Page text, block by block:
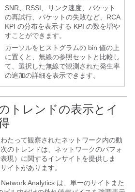
SNR、RSSI、リンク速度、パケット
の再試行、パケットの失敗など、RCA
KPI の分布を表示する KPI の数を増や
すことができます。
カーソルをヒストグラムの bin 値の上
に置くと、無線の参照セットと比較し
て、選択した無線で観測された発生率
の追加の詳細を表示できます。
トレンドの表示とイ
たって観察されたネットワーク内の動
のトレンドは、ネットワークのパフォ
現）に関するインサイトを提供しま
イトがあります。
Analytics は、単一のサイトまた